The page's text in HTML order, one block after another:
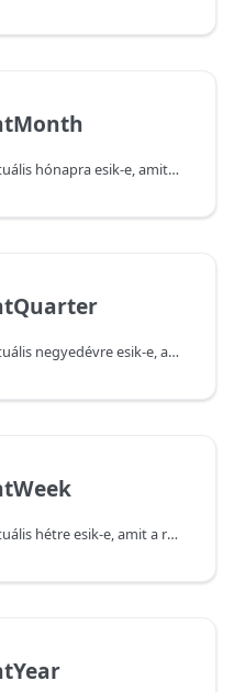
Azt jelzi, hogy ez a dátum az aktuális hónapra esik-e, amit a rendszeren beállított aktuális dátum és idő határoz meg.
Azt jelzi, hogy ez a dátum az aktuális negyedévre esik-e, amit a rendszeren beállított aktuális dátum és idő határoz meg.
Azt jelzi, hogy ez a dátum az aktuális hétre esik-e, amit a rendszeren beállított aktuális dátum és idő határoz meg.